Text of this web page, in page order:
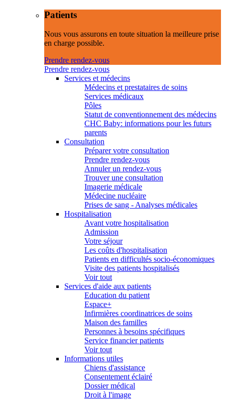
Patients
Nous vous assurons en toute situation la meilleure prise
en charge possible.
Prendre rendez-vous
Prendre rendez-vous
Services et médecins
Médecins et prestataires de soins
Services médicaux
Pôles
Statut de conventionnement des médecins
CHC Baby: informations pour les futurs
parents
Consultation
Préparer votre consultation
Prendre rendez-vous
Annuler un rendez-vous
Trouver une consultation
Imagerie médicale
Médecine nucléaire
Prises de sang - Analyses médicales
Hospitalisation
Avant votre hospitalisation
Admission
Votre séjour
Les coûts d'hospitalisation
Patients en difficultés socio-économiques
Visite des patients hospitalisés
Voir tout
Services d'aide aux patients
Education du patient
Espace+
Infirmières coordinatrices de soins
Maison des familles
Personnes à besoins spécifiques
Service financier patients
Voir tout
Informations utiles
Chiens d'assistance
Consentement éclairé
Dossier médical
Droit à l'image